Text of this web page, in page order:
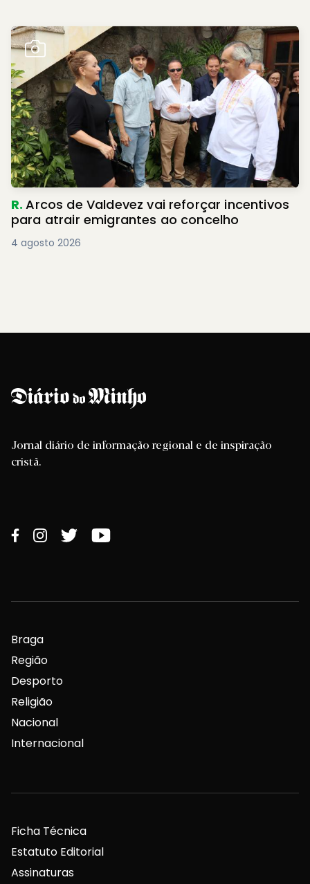
R.Arcos de Valdevez vai reforçar incentivos
para atrair emigrantes ao concelho
4 agosto 2026
Jornal diário de informação regional e de inspiração
cristã.
Braga
Região
Desporto
Religião
Nacional
Internacional
Ficha Técnica
Estatuto Editorial
Assinaturas